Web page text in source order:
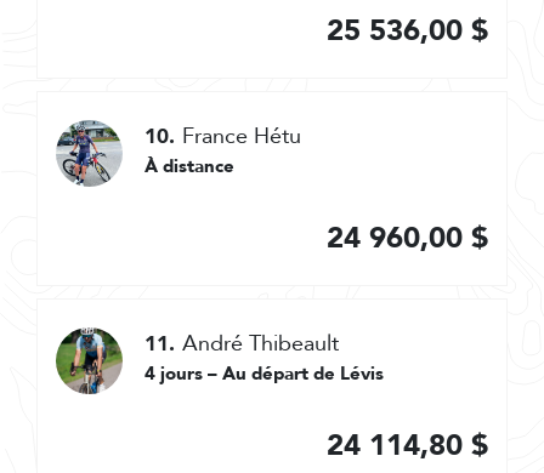
25 536,00 $
10. France Hétu
À distance
24 960,00 $
11. André Thibeault
4 jours – Au départ de Lévis
24 114,80 $